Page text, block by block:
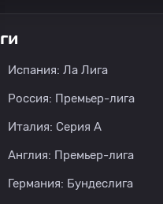
Испания: Ла Лига
Россия: Премьер-лига
Италия: Серия А
Англия: Премьер-лига
Германия: Бундеслига